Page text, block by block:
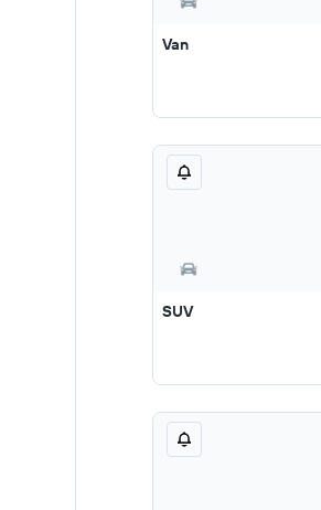
Van
SUV